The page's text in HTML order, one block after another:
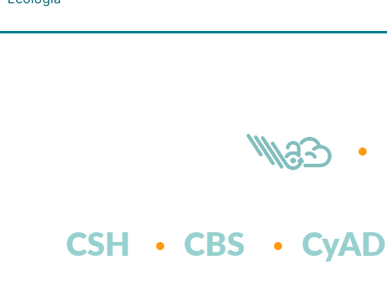
CSH CBS CyAD